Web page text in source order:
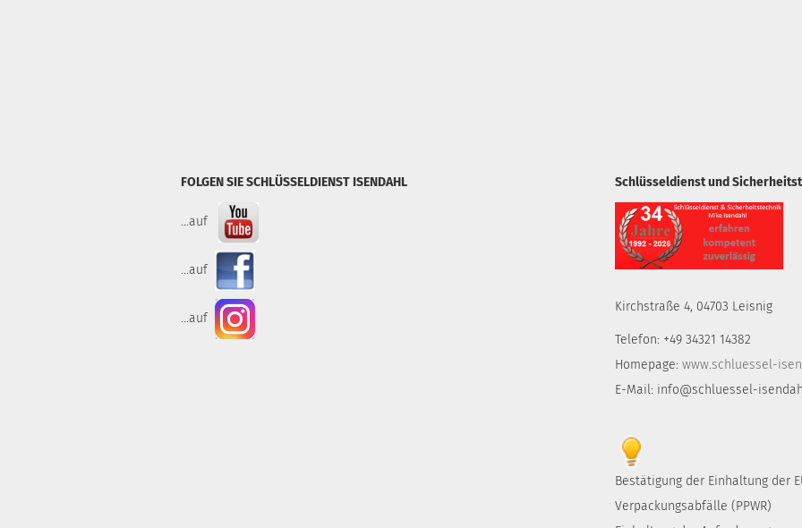
FOLGEN SIE SCHLÜSSELDIENST ISENDAHL
...auf
...auf
...auf
Schlüsseldienst und
Kirchstraße 4, 04703 Leisnig
Telefon: +49 34321 14382
Homepage: www.schluessel-
E-Mail: info@schluessel-
Bestätigung der Einhaltung der
Verpackungsabfälle (PPWR)